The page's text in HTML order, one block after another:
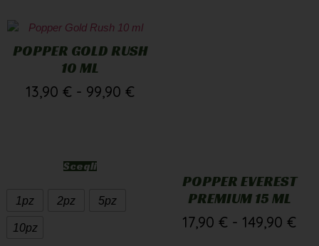
POPPER GOLD RUSH
10 ML
13,90 € - 99,90 €
Scegli
1pz 2pz 5pz
10pz
POPPER EVEREST
PREMIUM 15 ML
17,90 € - 149,90 €